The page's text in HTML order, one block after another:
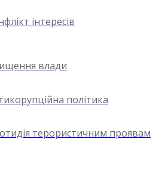
інтересів
влади
політика
терористичним проявам